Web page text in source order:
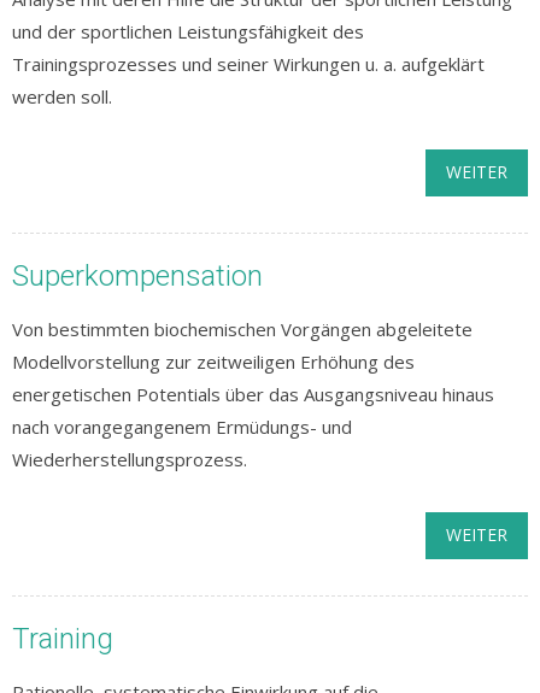
und der sportlichen Leistungsfähigkeit des
Trainingsprozesses und seiner Wirkungen u. a. aufgeklärt
werden soll.
WEITER
Superkompensation
Von bestimmten biochemischen Vorgängen abgeleitete
Modellvorstellung zur zeitweiligen Erhöhung des
energetischen Potentials über das Ausgangsniveau hinaus
nach vorangegangenem Ermüdungs- und
Wiederherstellungsprozess.
WEITER
Training